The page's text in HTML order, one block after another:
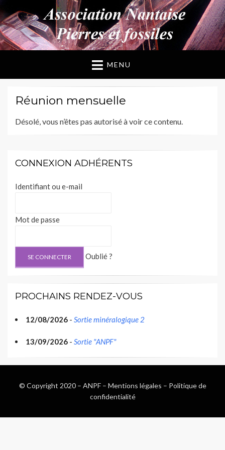
ANPF
Association Nantaise Pierres et Fossiles
MENU
Réunion mensuelle
Désolé, vous n’êtes pas autorisé à voir ce contenu.
CONNEXION ADHÉRENTS
Identifiant ou e-mail
Mot de passe
Oublié ?
PROCHAINS RENDEZ-VOUS
12/08/2026 - Sortie minéralogique 2
13/09/2026 - Sortie "ANPF"
© Copyright 2020 – ANPF– Mentions légales – Politique de
confidentialité